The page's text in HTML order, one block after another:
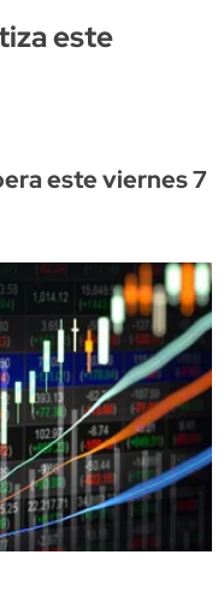
este
este viernes 7